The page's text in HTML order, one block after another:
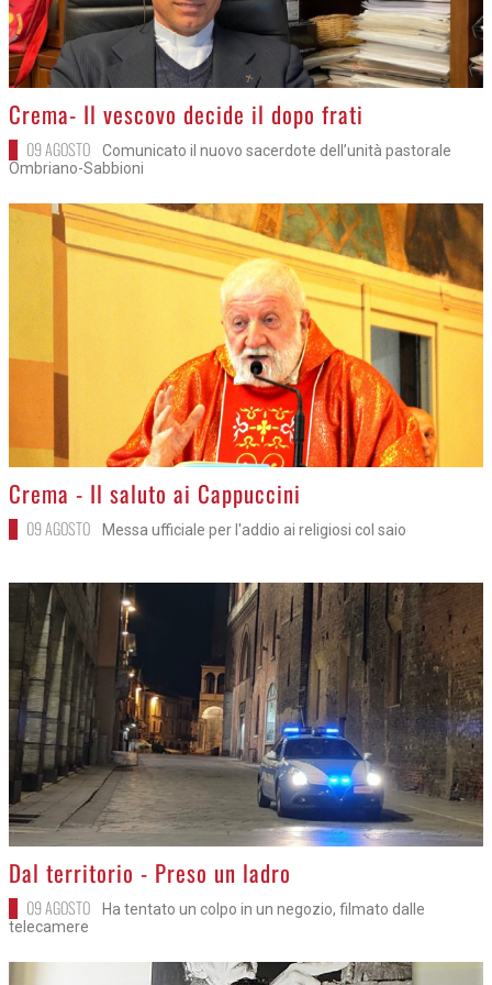
>
Crema- Il vescovo decide il dopo frati
09 AGOSTO
Comunicato il nuovo sacerdote dell’unità pastorale
Ombriano-Sabbioni
>
Crema - Il saluto ai Cappuccini
09 AGOSTO Messa ufficiale per l'addio ai religiosi col saio
>
Dal territorio - Preso un ladro
09 AGOSTO
Ha tentato un colpo in un negozio, filmato dalle
telecamere